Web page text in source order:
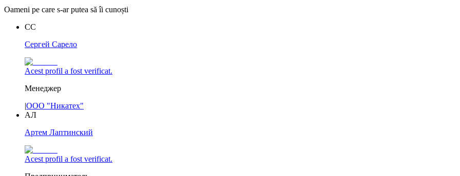
Oameni pe care s-ar putea să îi cunoști
CС
Cергей Сарело
Acest profil a fost verificat.
Менеджер
|ООО "Никатех"
АЛ
Артем Лаптинский
Acest profil a fost verificat.